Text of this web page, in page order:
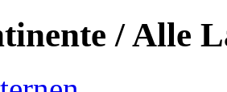
/ Alle